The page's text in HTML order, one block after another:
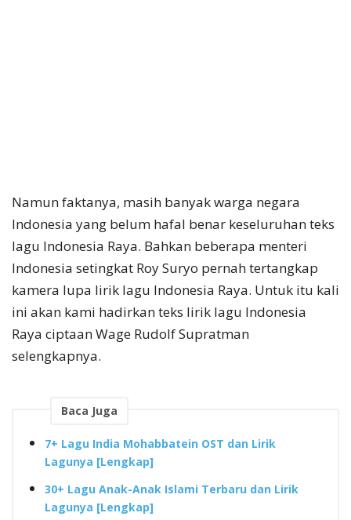
Namun faktanya, masih banyak warga negara
Indonesia yang belum hafal benar keseluruhan teks
lagu Indonesia Raya. Bahkan beberapa menteri
Indonesia setingkat Roy Suryo pernah tertangkap
kamera lupa lirik lagu Indonesia Raya. Untuk itu kali
ini akan kami hadirkan teks lirik lagu Indonesia
Raya ciptaan Wage Rudolf Supratman
selengkapnya.
Baca Juga
7+ Lagu India Mohabbatein OST dan Lirik
Lagunya [Lengkap]
30+ Lagu Anak-Anak Islami Terbaru dan Lirik
Lagunya [Lengkap]